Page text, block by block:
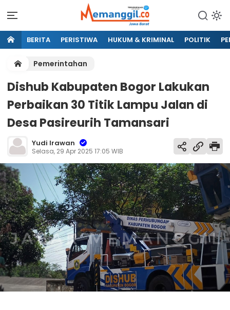
BERITA PERISTIWA HUKUM & KRIMINAL POLITIK
Pemerintahan
Dishub Kabupaten Bogor Lakukan
Perbaikan 30 Titik Lampu Jalan di
Desa Pasireurih Tamansari
Yudi Irawan
Selasa, 29 Apr 2025 17:05 WIB